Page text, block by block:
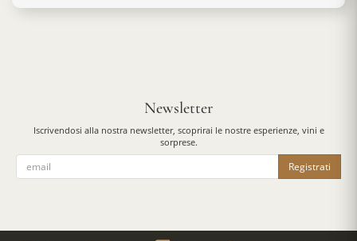
Newsletter
Iscrivendosi alla nostra newsletter, scoprirai le nostre esperienze, vini e
sorprese.
Registrati